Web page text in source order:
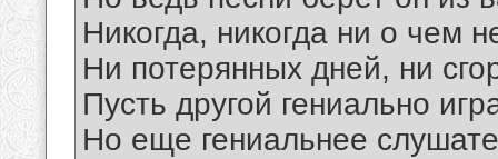
Никогда, никогда ни о чем
Ни потерянных дней, ни
Пусть другой гениально
Но еще гениальнее